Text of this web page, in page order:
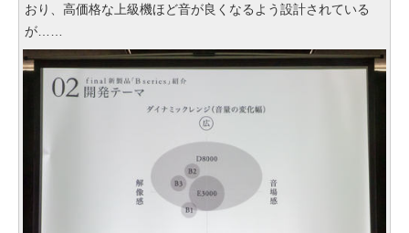
おり、高価格な上級機ほど音が良くなるよう設計されている
が……